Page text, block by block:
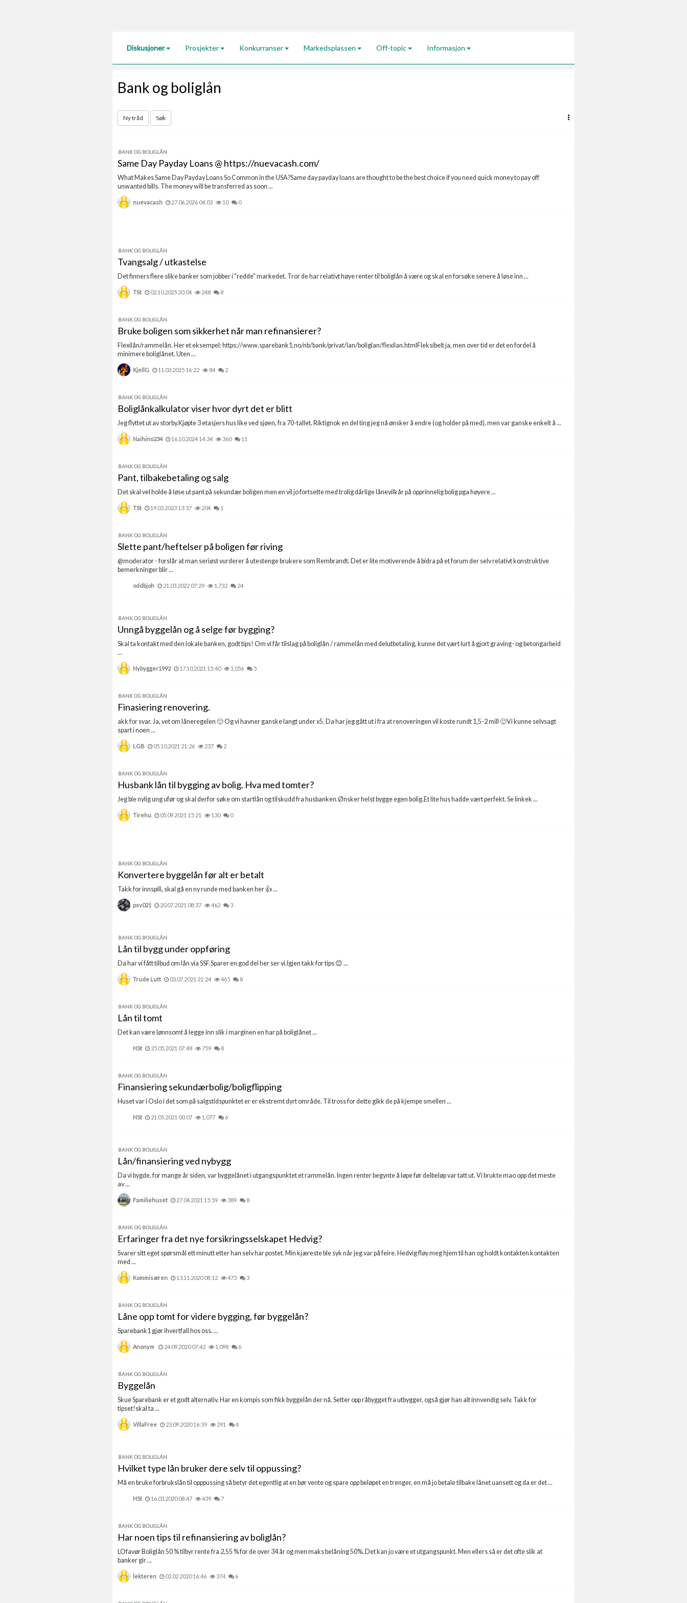
Diskusjoner Prosjekter Konkurranser Markedsplassen Off-topic Informasjon
Bank og boliglån
Ny tråd Søk
BANK OG BOLIGLÅN
Same Day Payday Loans @ https://nuevacash.com/
What Makes Same Day Payday Loans So Common in the USA?Same day payday loans are thought to be the best choice if you need quick money to pay off
unwanted bills. The money will be transferred as soon ...
nuevacash 27.06.2026 04:03 10 0
BANK OG BOLIGLÅN
Tvangsalg / utkastelse
Det finners flere slike banker som jobber i "redde" markedet. Tror de har relativt høye renter til boliglån å være og skal en forsøke senere å løse inn ...
TSt 02.10.2025 20:04 248 8
BANK OG BOLIGLÅN
Bruke boligen som sikkerhet når man refinansierer?
Flexilån/rammelån. Her et eksempel: https://www.sparebank1.no/nb/bank/privat/lan/boliglan/flexilan.htmlFleksibelt ja, men over tid er det en fordel å
minimere boliglånet. Uten ...
KjellG 11.03.2025 16:22 84 2
BANK OG BOLIGLÅN
Boliglånkalkulator viser hvor dyrt det er blitt
Jeg flyttet ut av storby.Kjøpte 3 etasjers hus like ved sjøen, fra 70-tallet. Riktignok en del ting jeg nå ønsker å endre (og holder på med), men var ganske enkelt å ...
Naihino234 16.10.2024 14:34 360 11
BANK OG BOLIGLÅN
Pant, tilbakebetaling og salg
Det skal vel holde å løse ut pant på sekundær boligen men en vil jo fortsette med trolig dårlige lånevilkår på opprinnelig bolig pga høyere ...
TSt 19.03.2023 13:37 204 1
BANK OG BOLIGLÅN
Slette pant/heftelser på boligen før riving
@moderator - forslår at man seriøst vurderer å utestenge brukere som Rembrandt. Det er lite motiverende å bidra på et forum der selv relativt konstruktive
bemerkninger blir ...
oddbjoh 21.03.2022 07:29 1,732 24
BANK OG BOLIGLÅN
Unngå byggelån og å selge før bygging?
Skal ta kontakt med den lokale banken, godt tips! Om vi får tilslag på boliglån / rammelån med delutbetaling, kunne det vært lurt å gjort graving- og betongarbeid
...
Nybygger1992 17.10.2021 15:40 1,056 5
BANK OG BOLIGLÅN
Finasiering renovering.
akk for svar. Ja, vet om låneregelen 🙂 Og vi havner ganske langt under x5. Da har jeg gått ut i fra at renoveringen vil koste rundt 1,5-2 mill 🙂Vi kunne selvsagt
spart i noen ...
LGB 05.10.2021 21:26 237 2
BANK OG BOLIGLÅN
Husbank lån til bygging av bolig. Hva med tomter?
Jeg ble nylig ung ufør og skal derfor søke om startlån og tilskudd fra husbanken.Ønsker helst bygge egen bolig.Et lite hus hadde vært perfekt. Se linkek ...
Tirehu 05.09.2021 15:21 130 0
BANK OG BOLIGLÅN
Konvertere byggelån før alt er betalt
Takk for innspill, skal gå en ny runde med banken her 👍 ...
psv021 20.07.2021 08:37 462 3
BANK OG BOLIGLÅN
Lån til bygg under oppføring
Da har vi fått tilbud om lån via SSF.Sparer en god del her ser vi.Igjen takk for tips 😊 ...
Trude Lutt 03.07.2021 21:24 465 8
BANK OG BOLIGLÅN
Lån til tomt
Det kan være lønnsomt å legge inn slik i marginen en har på boliglånet ...
HSt 25.05.2021 07:48 759 8
BANK OG BOLIGLÅN
Finansiering sekundærbolig/boligflipping
Huset var i Oslo i det som på salgstidspunktet er er ekstremt dyrt område. Til tross for dette gikk de på kjempe smellen ...
HSt 21.05.2021 00:07 1,077 6
BANK OG BOLIGLÅN
Lån/finansiering ved nybygg
Da vi bygde, for mange år siden, var byggelånet i utgangspunktet et rammelån. Ingen renter begynte å løpe før delbeløp var tatt ut. Vi brukte mao opp det meste
av ...
Familiehuset 27.04.2021 15:59 389 8
BANK OG BOLIGLÅN
Erfaringer fra det nye forsikringsselskapet Hedvig?
Svarer sitt eget spørsmål ett minutt etter han selv har postet. Min kjæreste ble syk når jeg var på feire. Hedvig fløy meg hjem til han og holdt kontakten kontakten
med ...
Kommisæren 13.11.2020 08:12 473 3
BANK OG BOLIGLÅN
Låne opp tomt for videre bygging, før byggelån?
Sparebank1 gjør ihvertfall hos oss. ...
Anonym 24.09.2020 07:42 1,098 6
BANK OG BOLIGLÅN
Byggelån
Skue Sparebank er et godt alternativ. Har en kompis som fikk byggelån der nå. Setter opp råbygget fra utbygger, også gjør han alt innvendig selv. Takk for
tipset!skal ta ...
VillaFree 23.09.2020 16:39 291 4
BANK OG BOLIGLÅN
Hvilket type lån bruker dere selv til oppussing?
Må en bruke forbrukslån til opppussing så betyr det egentlig at en bør vente og spare opp beløpet en trenger, en må jo betale tilbake lånet uansett og da er det ...
HSt 16.03.2020 08:47 439 7
BANK OG BOLIGLÅN
Har noen tips til refinansiering av boliglån?
LOfavør Boliglån 50 % tilbyr rente fra 2,55 % for de over 34 år og men maks belåning 50%. Det kan jo være et utgangspunkt. Men ellers så er det ofte slik at
banker gir ...
lekteren 02.02.2020 16:46 374 6